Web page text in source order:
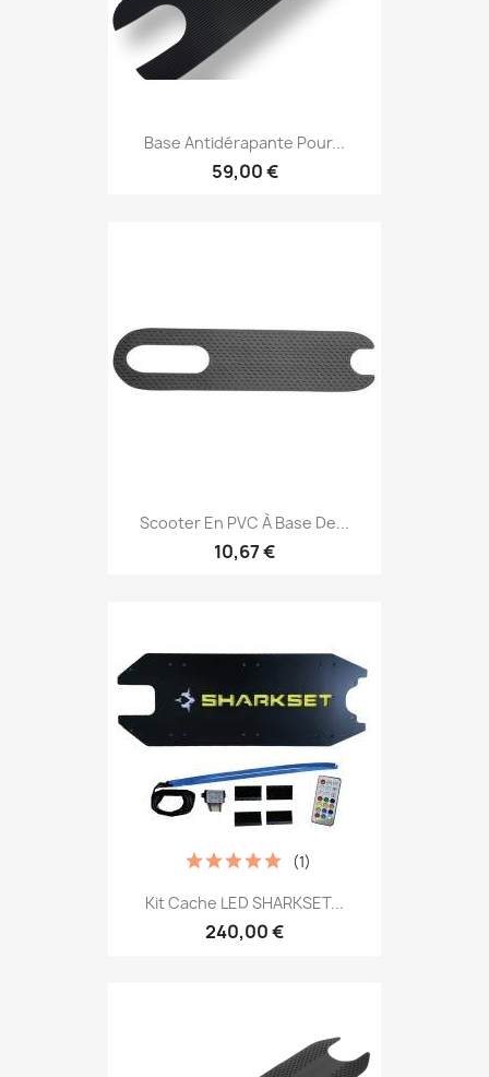
Base Antidérapante Pour...
59,00 €
Scooter En PVC À Base De...
10,67 €
Kit Cache LED SHARKSET...
240,00 €
(1)